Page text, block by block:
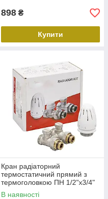
898 ₴
Купити
Кран радіаторний
термостатичний прямий з
термоголовкою ПН 1/2"х3/4"
SET-22(Комплект)
В наявності